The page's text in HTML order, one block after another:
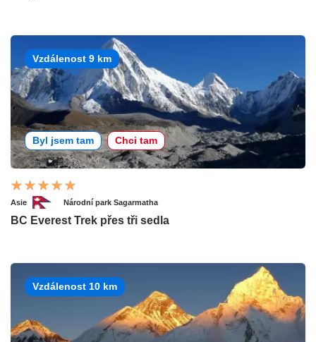
Vzdálenost 9 km
Byl jsem tam Chci tam
Asie Národní park Sagarmatha
BC Everest Trek přes tři sedla
Vzdálenost 10 km